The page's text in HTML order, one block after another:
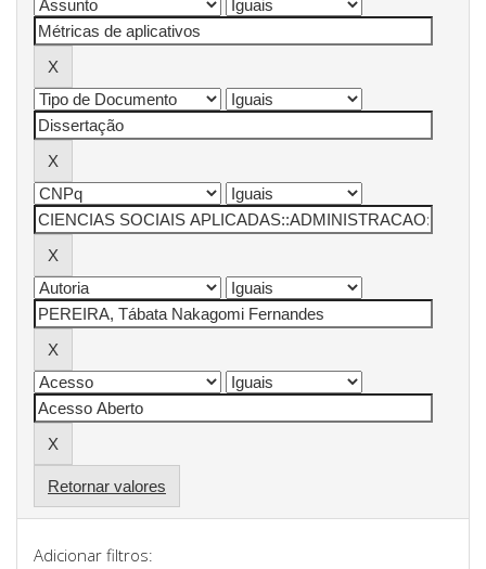
Retornar valores
Adicionar filtros: